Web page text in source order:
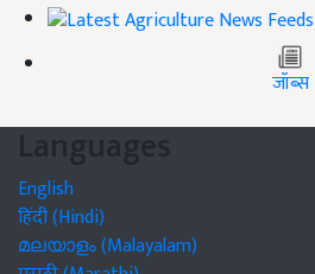
जॉब्स
Languages
English
हिंदी (Hindi)
മലയാളം (Malayalam)